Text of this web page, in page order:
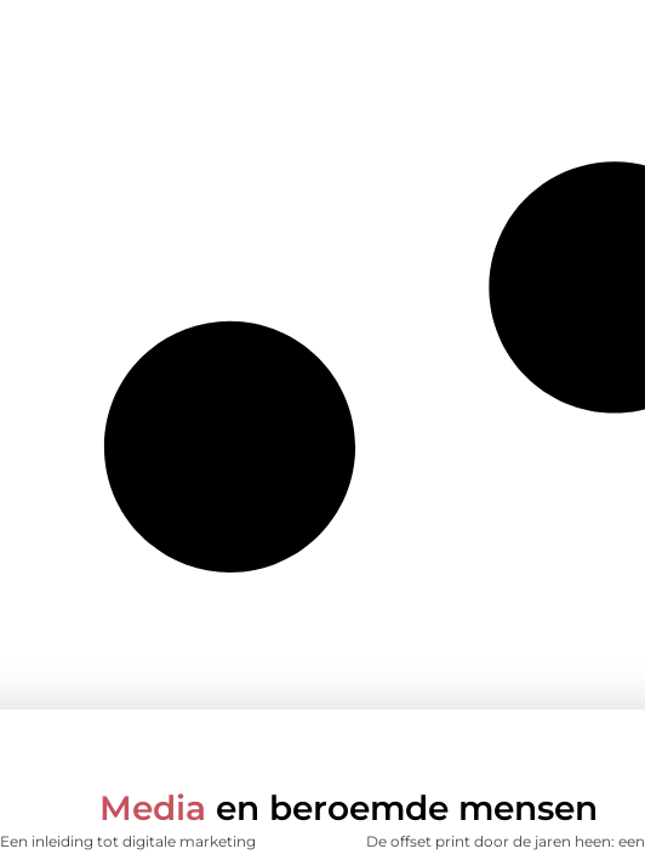
Media en beroemde mensen
Een inleiding tot digitale marketing
De offset print door de jaren heen: een